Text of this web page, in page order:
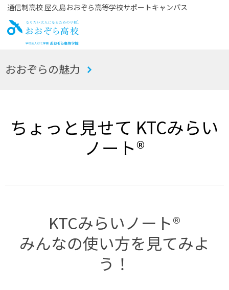
通信制高校 屋久島おおぞら高等学校サポートキャンパス
お
おおぞらの魅力
ちょっと見せて KTCみらい
ノート®
KTCみらいノート®
みんなの使い方を見てみよ
う！